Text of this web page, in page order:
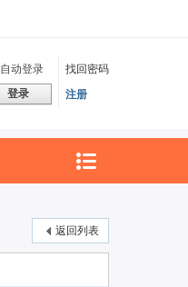
自动登录
找回密码
登录 注册
返回列表